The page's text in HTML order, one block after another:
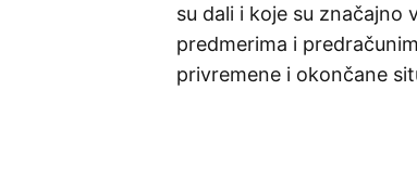
su dali i koje su
predmerima i
privremene i okončane